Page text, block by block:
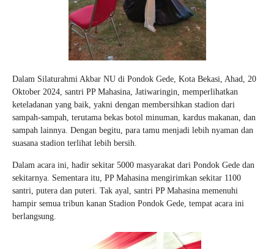
Dalam Silaturahmi Akbar NU di Pondok Gede, Kota Bekasi, Ahad, 20
Oktober 2024, santri PP Mahasina, Jatiwaringin, memperlihatkan
keteladanan yang baik, yakni dengan membersihkan stadion dari
sampah-sampah, terutama bekas botol minuman, kardus makanan, dan
sampah lainnya. Dengan begitu, para tamu menjadi lebih nyaman dan
suasana stadion terlihat lebih bersih.
Dalam acara ini, hadir sekitar 5000 masyarakat dari Pondok Gede dan
sekitarnya. Sementara itu, PP Mahasina mengirimkan sekitar 1100
santri, putera dan puteri. Tak ayal, santri PP Mahasina memenuhi
hampir semua tribun kanan Stadion Pondok Gede, tempat acara ini
berlangsung.